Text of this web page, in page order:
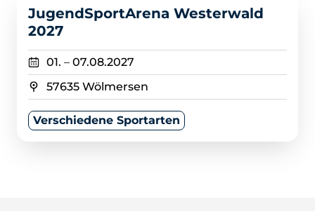
JugendSportArena Westerwald
2027
01. – 07.08.2027
57635 Wölmersen
Verschiedene Sportarten